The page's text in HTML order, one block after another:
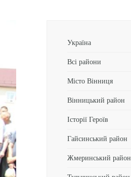
Україна
Всі райони
Місто Вінниця
Вінницький район
Історії Героїв
Гайсинський район
Жмеринський район